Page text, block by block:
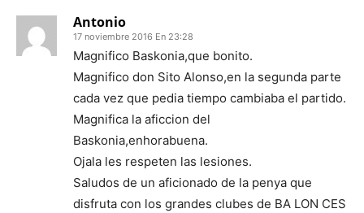
Antonio
17 noviembre 2016 En 23:28
Magnifico Baskonia,que bonito.
Magnifico don Sito Alonso,en la segunda parte
cada vez que pedia tiempo cambiaba el partido.
Magnifica la aficcion del
Baskonia,enhorabuena.
Ojala les respeten las lesiones.
Saludos de un aficionado de la penya que
disfruta con los grandes clubes de BA LON CES